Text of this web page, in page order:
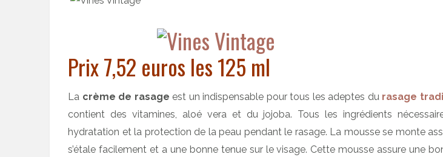
Prix 7,52 euros les 125 ml
La crème de rasage est un indispensable pour tous les adeptes du rasage
contient des vitamines, aloé vera et du jojoba. Tous les ingrédients
hydratation et la protection de la peau pendant le rasage. La mousse se monte
s’étale facilement et a une bonne tenue sur le visage. Cette mousse assure une